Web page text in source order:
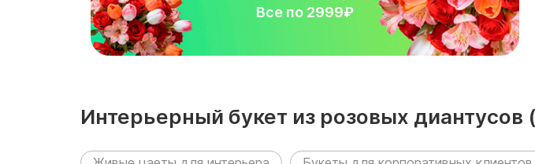
Все по 2999₽
Интерьерный букет из розовых
следующих разделах: